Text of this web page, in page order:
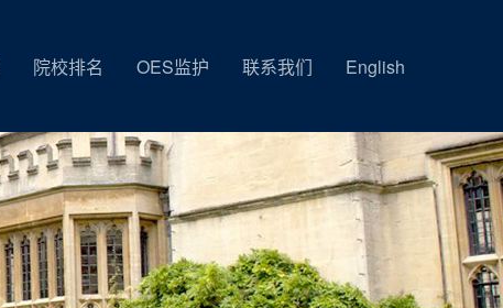
院校排名 OES监护 联系我们 English